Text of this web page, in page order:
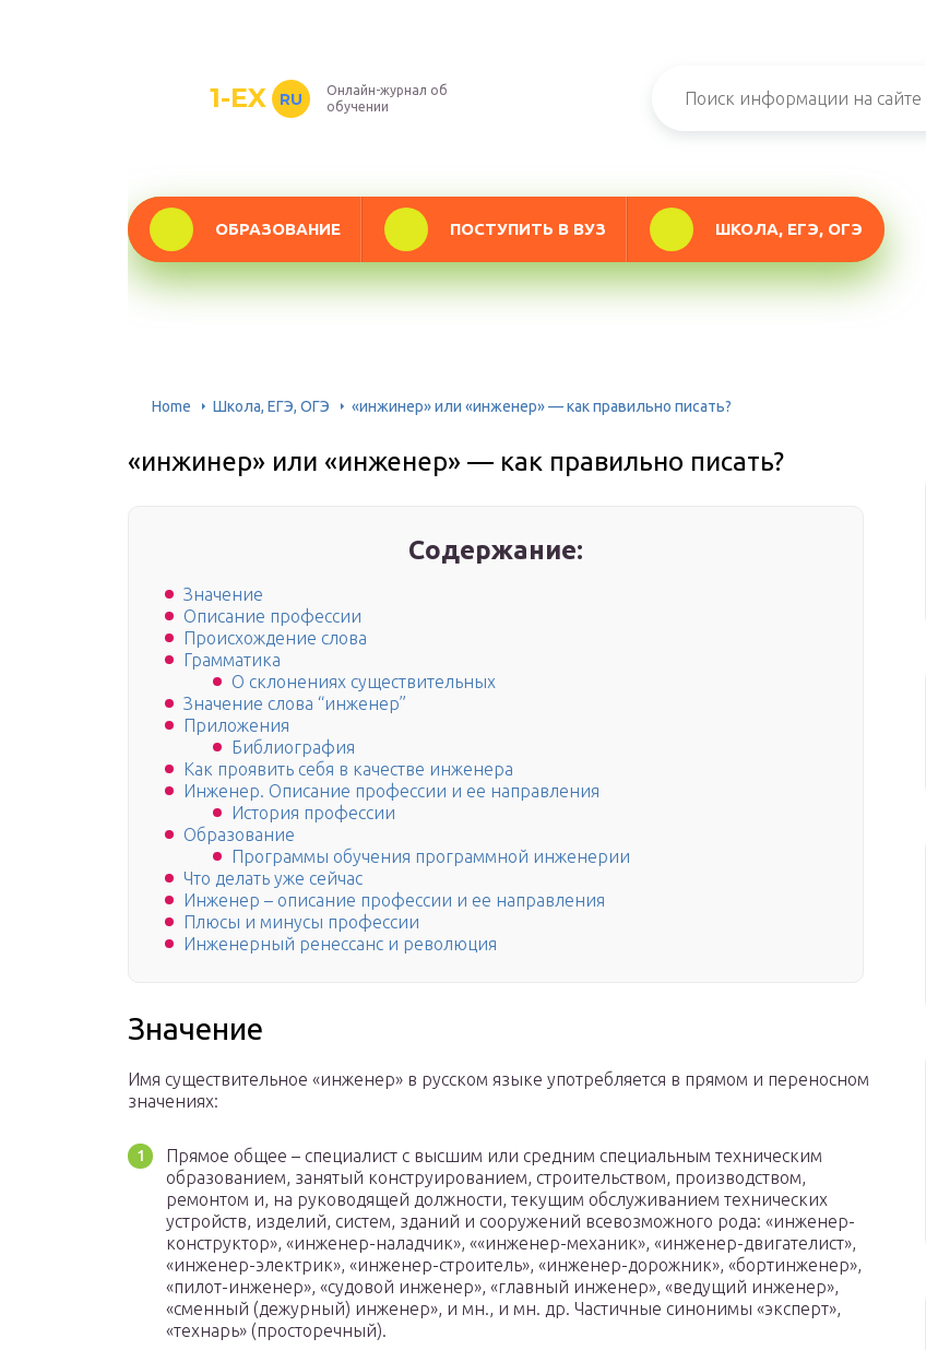
1-EX RU
Онлайн-журнал об
обучении
ОБРАЗОВАНИЕ ПОСТУПИТЬ В ВУЗ ШКОЛА, ЕГЭ, ОГЭ
Home Школа, ЕГЭ, ОГЭ «инжинер» или «инженер» — как правильно писать?
«инжинер» или «инженер» — как правильно писать?
Содержание:
Значение
Описание профессии
Происхождение слова
Грамматика
О склонениях существительных
Значение слова “инженер”
Приложения
Библиография
Как проявить себя в качестве инженера
Инженер. Описание профессии и ее направления
История профессии
Образование
Программы обучения программной инженерии
Что делать уже сейчас
Инженер – описание профессии и ее направления
Плюсы и минусы профессии
Инженерный ренессанс и революция
Значение
Имя существительное «инженер» в русском языке употребляется в прямом и переносном
значениях:
Прямое общее – специалист с высшим или средним специальным техническим
образованием, занятый конструированием, строительством, производством,
ремонтом и, на руководящей должности, текущим обслуживанием технических
устройств, изделий, систем, зданий и сооружений всевозможного рода: «инженер-
конструктор», «инженер-наладчик», ««инженер-механик», «инженер-двигателист»,
«инженер-электрик», «инженер-строитель», «инженер-дорожник», «бортинженер»,
«пилот-инженер», «судовой инженер», «главный инженер», «ведущий инженер»,
«сменный (дежурный) инженер», и мн., и мн. др. Частичные синонимы «эксперт»,
«технарь» (просторечный).